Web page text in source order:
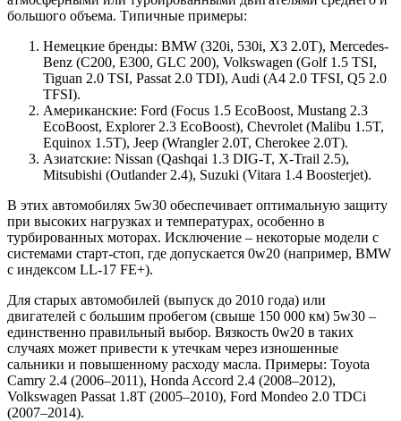
большого объема. Типичные примеры:
Немецкие бренды: BMW (320i, 530i, X3 2.0T), Mercedes-
Benz (C200, E300, GLC 200), Volkswagen (Golf 1.5 TSI,
Tiguan 2.0 TSI, Passat 2.0 TDI), Audi (A4 2.0 TFSI, Q5 2.0
TFSI).
Американские: Ford (Focus 1.5 EcoBoost, Mustang 2.3
EcoBoost, Explorer 2.3 EcoBoost), Chevrolet (Malibu 1.5T,
Equinox 1.5T), Jeep (Wrangler 2.0T, Cherokee 2.0T).
Азиатские: Nissan (Qashqai 1.3 DIG-T, X-Trail 2.5),
Mitsubishi (Outlander 2.4), Suzuki (Vitara 1.4 Boosterjet).
В этих автомобилях 5w30 обеспечивает оптимальную защиту
при высоких нагрузках и температурах, особенно в
турбированных моторах. Исключение – некоторые модели с
системами старт-стоп, где допускается 0w20 (например, BMW
с индексом LL-17 FE+).
Для старых автомобилей (выпуск до 2010 года) или
двигателей с большим пробегом (свыше 150 000 км) 5w30 –
единственно правильный выбор. Вязкость 0w20 в таких
случаях может привести к утечкам через изношенные
сальники и повышенному расходу масла. Примеры: Toyota
Camry 2.4 (2006–2011), Honda Accord 2.4 (2008–2012),
Volkswagen Passat 1.8T (2005–2010), Ford Mondeo 2.0 TDCi
(2007–2014).